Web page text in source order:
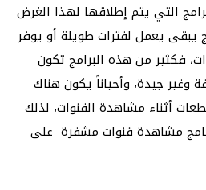
التي يتم إطلاقها لهذا الغرض
يعمل لفترات طويلة أو يوفر
فكثير من هذه البرامج تكون
جيدة، وأحياناً يكون هناك
أثناء مشاهدة القنوات، لذلك
مشاهدة قنوات مشفرة على